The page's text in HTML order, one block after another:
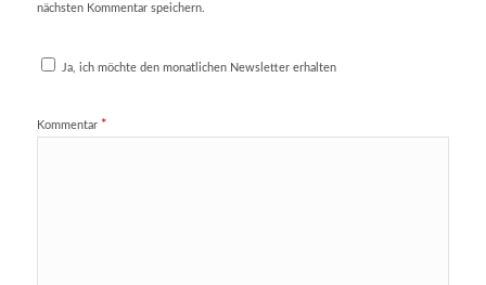
nächsten Kommentar speichern.
Ja, ich möchte den monatlichen Newsletter erhalten
Kommentar *